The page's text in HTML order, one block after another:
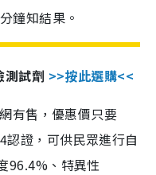
鐘知結果。
測試劑 >>按此選購<<
有售，優惠價只要
證，可供民眾進行自
96.4%、特異性